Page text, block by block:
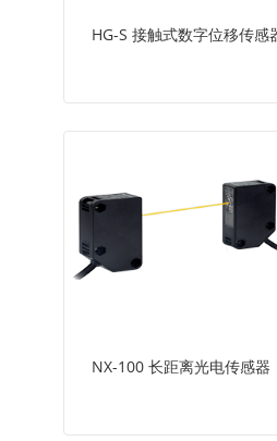
HG-S 接触式数字位移传感
NX-100 长距离光电传感器